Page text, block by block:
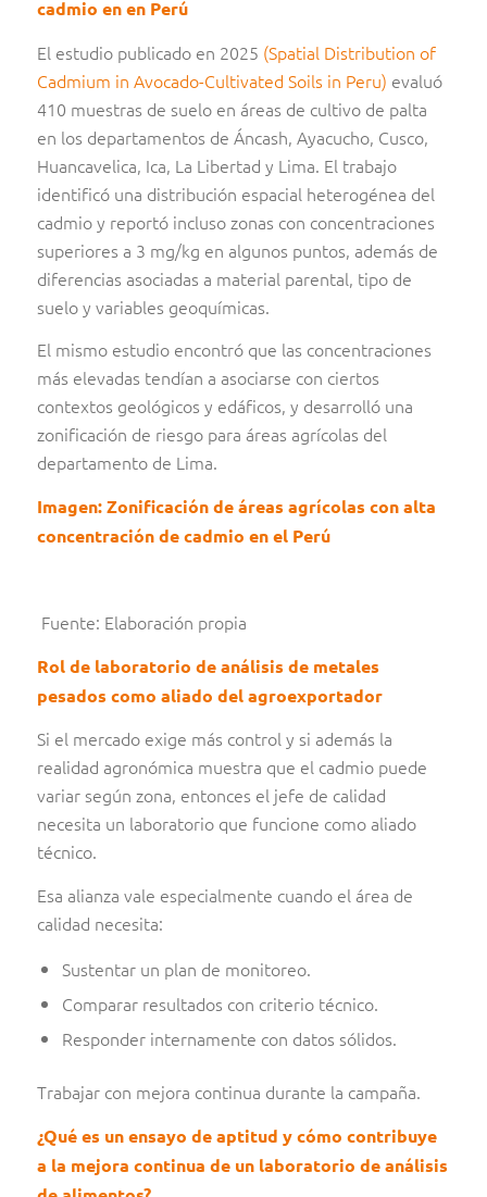
cadmio en en Perú
El estudio publicado en 2025 (Spatial Distribution of
Cadmium in Avocado-Cultivated Soils in Peru) evaluó
410 muestras de suelo en áreas de cultivo de palta
en los departamentos de Áncash, Ayacucho, Cusco,
Huancavelica, Ica, La Libertad y Lima. El trabajo
identificó una distribución espacial heterogénea del
cadmio y reportó incluso zonas con concentraciones
superiores a 3 mg/kg en algunos puntos, además de
diferencias asociadas a material parental, tipo de
suelo y variables geoquímicas.
El mismo estudio encontró que las concentraciones
más elevadas tendían a asociarse con ciertos
contextos geológicos y edáficos, y desarrolló una
zonificación de riesgo para áreas agrícolas del
departamento de Lima.
Imagen: Zonificación de áreas agrícolas con alta
concentración de cadmio en el Perú
Fuente: Elaboración propia
Rol de laboratorio de análisis de metales
pesados como aliado del agroexportador
Si el mercado exige más control y si además la
realidad agronómica muestra que el cadmio puede
variar según zona, entonces el jefe de calidad
necesita un laboratorio que funcione como aliado
técnico.
Esa alianza vale especialmente cuando el área de
calidad necesita:
Sustentar un plan de monitoreo.
Comparar resultados con criterio técnico.
Responder internamente con datos sólidos.
Trabajar con mejora continua durante la campaña.
¿Qué es un ensayo de aptitud y cómo contribuye
a la mejora continua de un laboratorio de análisis